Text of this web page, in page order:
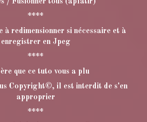
****
redimensionner si nécessaire et à
enregistrer en Jpeg
****
que ce tuto vous a plu
Copyright©, il est interdit de s'en
approprier
****